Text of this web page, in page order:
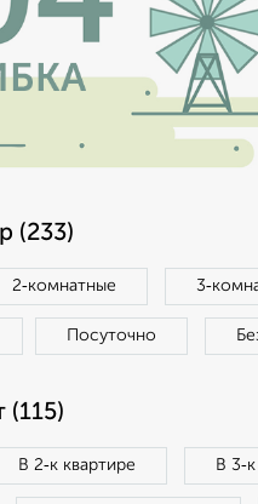
(233)
2‑комнатные
Посуточно
(115)
В 2‑к квартире В